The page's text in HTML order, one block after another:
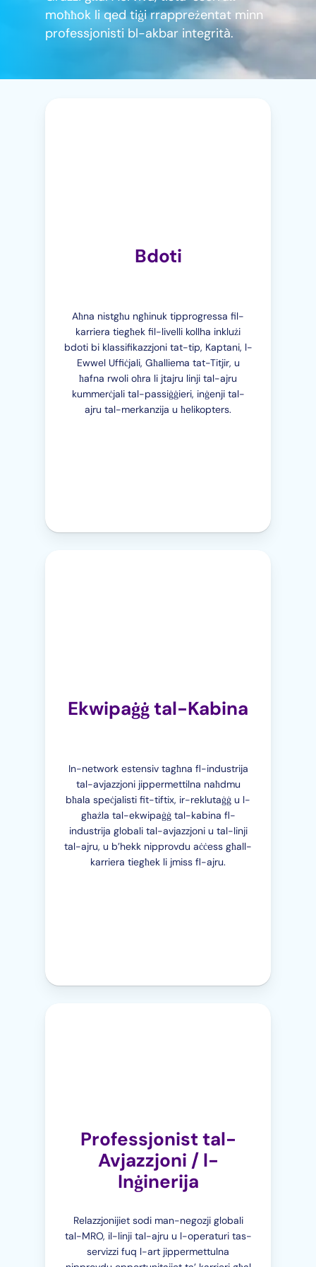
moħħok li qed tiġi rrappreżentat minn
professjonisti bl-akbar integrità.
Bdoti
Aħna nistgħu ngħinuk tipprogressa fil-
karriera tiegħek fil-livelli kollha inklużi
bdoti bi klassifikazzjoni tat-tip, Kaptani, l-
Ewwel Uffiċjali, Għalliema tat-Titjir, u
ħafna rwoli oħra li jtajru linji tal-ajru
kummerċjali tal-passiġġieri, inġenji tal-
ajru tal-merkanzija u ħelikopters.
Ekwipaġġ tal-Kabina
In-network estensiv tagħna fl-industrija
tal-avjazzjoni jippermettilna naħdmu
bħala speċjalisti fit-tiftix, ir-reklutaġġ u l-
għażla tal-ekwipaġġ tal-kabina fl-
industrija globali tal-avjazzjoni u tal-linji
tal-ajru, u b’hekk nipprovdu aċċess għall-
karriera tiegħek li jmiss fl-ajru.
Professjonist tal-
Avjazzjoni / l-
Inġinerija
Relazzjonijiet sodi man-negozji globali
tal-MRO, il-linji tal-ajru u l-operaturi tas-
servizzi fuq l-art jippermettulna